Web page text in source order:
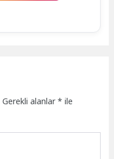
Gerekli alanlar* ile